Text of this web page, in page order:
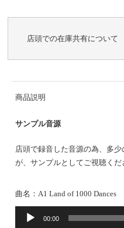
店頭での在庫共有について
商品説明
サンプル音源
店頭で録音した音源の為、多
が、サンプルとしてご視聴くだ
曲名： A1 Land of 1000 Dances
音
00:00